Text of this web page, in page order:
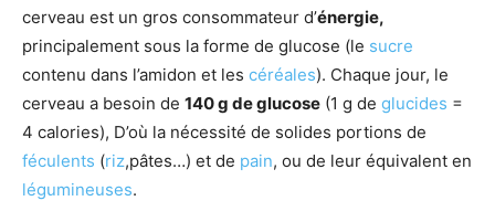
cerveau est un gros consommateur d’énergie,
principalement sous la forme de glucose (le sucre
contenu dans l’amidon et les céréales). Chaque jour, le
cerveau a besoin de 140 g de glucose (1 g de glucides =
4 calories), D’où la nécessité de solides portions de
féculents (riz,pâtes…) et de pain, ou de leur équivalent en
légumineuses.